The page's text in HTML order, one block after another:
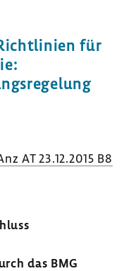
für
AT 23.12.2015 B8
das BMG